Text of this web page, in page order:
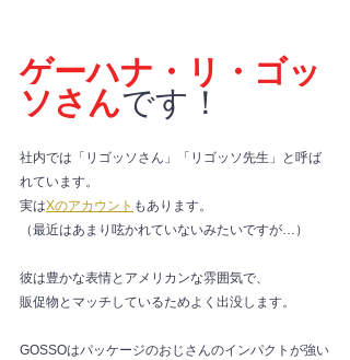
ゲーハナ・リ・ゴッ
ソさんです！
社内では「リゴッソさん」「リゴッソ先生」と呼ば
れています。
実はXのアカウント もあります。
（最近はあまり呟かれていないみたいですが…）
彼は豊かな表情とアメリカンな雰囲気で、
販促物とマッチしているためよく出没します。
GOSSOはパッケージのおじさんのインパクトが強い